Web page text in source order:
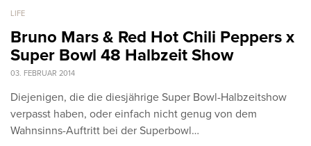
LIFE
Bruno Mars & Red Hot Chili Peppers x
Super Bowl 48 Halbzeit Show
03. FEBRUAR 2014
Diejenigen, die die diesjährige Super Bowl-Halbzeitshow
verpasst haben, oder einfach nicht genug von dem
Wahnsinns-Auftritt bei der Superbowl…